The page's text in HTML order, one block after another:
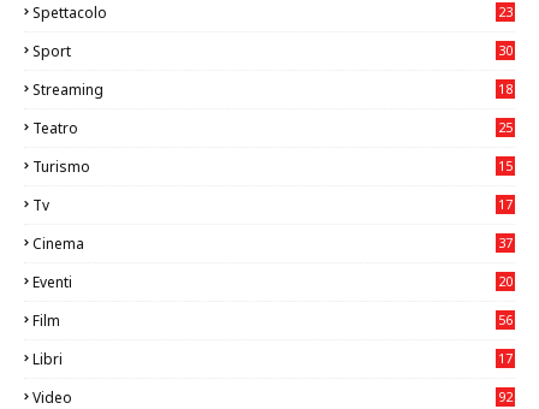
Spettacolo 23
Sport
30
Streaming 18
Teatro
25
Turismo
15
Tv
17
Cinema
37
Eventi
20
Film
56
Libri
17
Video
92